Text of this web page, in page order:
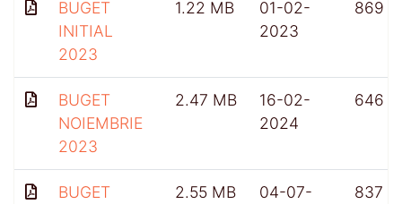
BUGET
INITIAL
2023
1.22 MB
01-02-
2023
869
BUGET
NOIEMBRIE
2023
2.47 MB
16-02-
2024
646
BUGET
2.55 MB
04-07-
837